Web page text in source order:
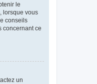
le
lorsque vous
conseils
concernant ce
un